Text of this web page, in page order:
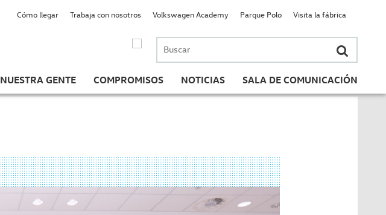
Buscar
por:
NUESTRA GENTE COMPROMISOS NOTICIAS SALA DE COMUNICACIÓN
Cómo llegar Trabaja con nosotros Volkswagen Academy Parque Polo Visita la fábrica